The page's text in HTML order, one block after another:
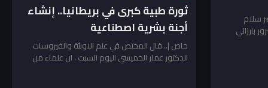
سلام
بارزاني
ثورة طبية كبرى في بريطانيا.. إنشاء
أجنة بشرية اصطناعية
خاص |.. قال المختص في علم الاوبئة والفيروسات
الدكتور عمار الخميسي اليوم السبت ، ان علماء من